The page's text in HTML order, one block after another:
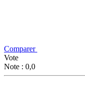
Comparer
Vote
Note : 0,0